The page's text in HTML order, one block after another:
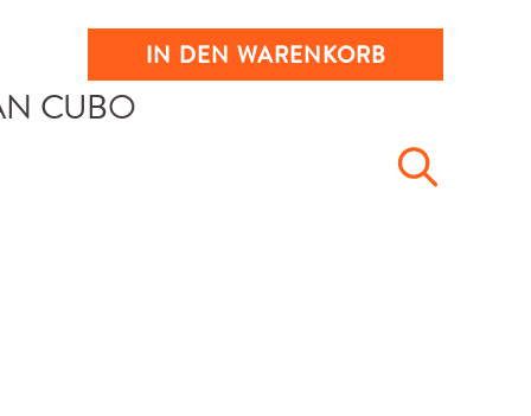
IN DEN WARENKORB